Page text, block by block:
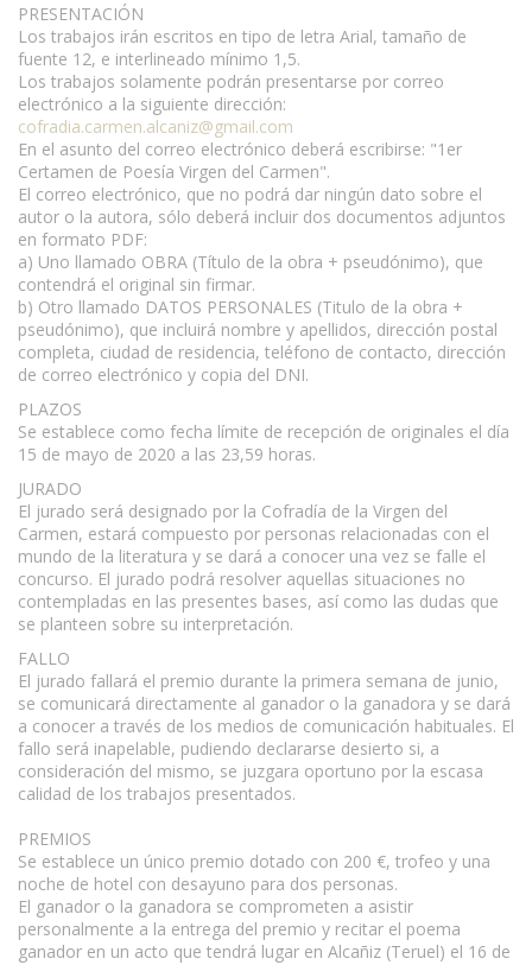
PRESENTACIÓN
Los trabajos irán escritos en tipo de letra Arial, tamaño de
fuente 12, e interlineado mínimo 1,5.
Los trabajos solamente podrán presentarse por correo
electrónico a la siguiente dirección:
cofradia.carmen.alcaniz@gmail.com
En el asunto del correo electrónico deberá escribirse: "1er
Certamen de Poesía Virgen del Carmen".
El correo electrónico, que no podrá dar ningún dato sobre el
autor o la autora, sólo deberá incluir dos documentos adjuntos
en formato PDF:
a) Uno llamado OBRA (Título de la obra + pseudónimo), que
contendrá el original sin firmar.
b) Otro llamado DATOS PERSONALES (Titulo de la obra +
pseudónimo), que incluirá nombre y apellidos, dirección postal
completa, ciudad de residencia, teléfono de contacto, dirección
de correo electrónico y copia del DNI.
PLAZOS
Se establece como fecha límite de recepción de originales el día
15 de mayo de 2020 a las 23,59 horas.
JURADO
El jurado será designado por la Cofradía de la Virgen del
Carmen, estará compuesto por personas relacionadas con el
mundo de la literatura y se dará a conocer una vez se falle el
concurso. El jurado podrá resolver aquellas situaciones no
contempladas en las presentes bases, así como las dudas que
se planteen sobre su interpretación.
FALLO
El jurado fallará el premio durante la primera semana de junio,
se comunicará directamente al ganador o la ganadora y se dará
a conocer a través de los medios de comunicación habituales. El
fallo será inapelable, pudiendo declararse desierto si, a
consideración del mismo, se juzgara oportuno por la escasa
calidad de los trabajos presentados.
PREMIOS
Se establece un único premio dotado con 200 €, trofeo y una
noche de hotel con desayuno para dos personas.
El ganador o la ganadora se comprometen a asistir
personalmente a la entrega del premio y recitar el poema
ganador en un acto que tendrá lugar en Alcañiz (Teruel) el 16 de